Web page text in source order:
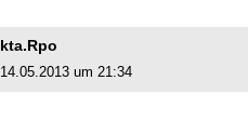
kta.Rpo
14.05.2013 um 21:34